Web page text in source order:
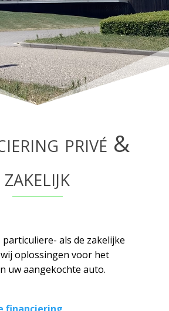
privé &
zakelijk
als de zakelijke
oplossingen voor het
uw aangekochte auto.